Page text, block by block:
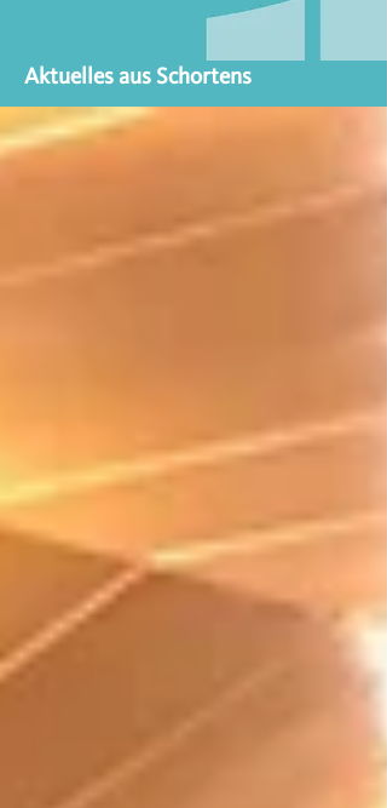
Aktuelles aus Schortens